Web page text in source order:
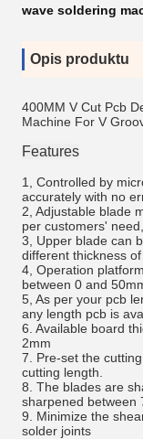
wave soldering
Opis produktu
400MM V Cut Pcb
Machine For V
Features
1, Controlled by
accurately with no
2, Adjustable blade
per customers'
3, Upper blade can
different thickness of
4, Operation
between 0 and
5, As per your pcb
any length pcb is
6. Available board
2mm
7. Pre-set the
cutting length.
8. The blades are
sharpened between
9. Minimize the
solder joints